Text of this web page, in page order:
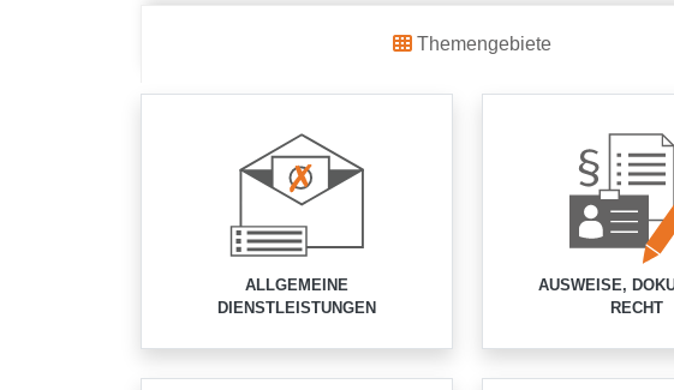
Themengebiete
ALLGEMEINE
DIENSTLEISTUNGEN
AUSWEISE,
RECHT